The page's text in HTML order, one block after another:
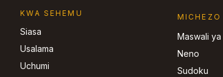
KWA SEHEMU
Siasa
Usalama
Uchumi
MICHEZO
Maswali
Neno
Sudoku